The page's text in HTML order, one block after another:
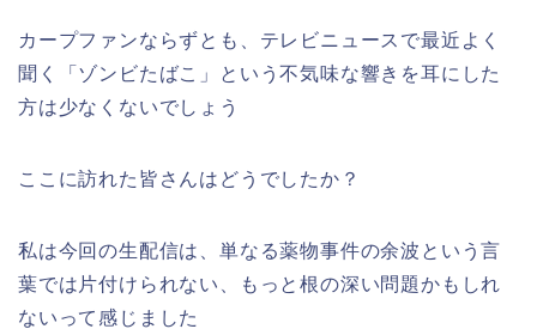
カープファンならずとも、テレビニュースで最近よく
聞く「ゾンビたばこ」という不気味な響きを耳にした
方は少なくないでしょう
ここに訪れた皆さんはどうでしたか？
私は今回の生配信は、単なる薬物事件の余波という言
葉では片付けられない、もっと根の深い問題かもしれ
ないって感じました